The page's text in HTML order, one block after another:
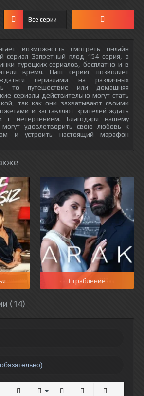
Все серии
возможность смотреть онлайн
сериал Запретный плод 154 серия, а
турецких сериалов, бесплатно и в
время. Наш сервис позволяет
сериалами на различных
то путешествие или домашняя
сериалы действительно могут стать
так как они захватывают своими
и заставляют зрителей ждать
с нетерпением. Благодаря нашему
могут удовлетворить свою любовь к
и устроить настоящий марафон
Ограбление
(14)